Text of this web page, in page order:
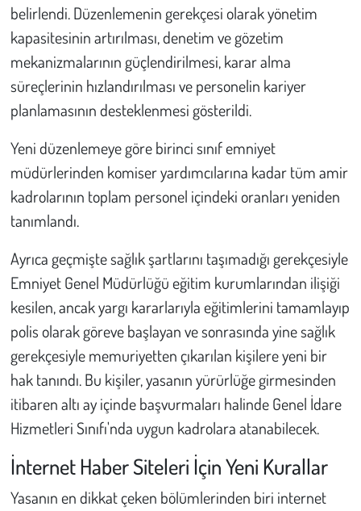
belirlendi. Düzenlemenin gerekçesi olarak yönetim
kapasitesinin artırılması, denetim ve gözetim
mekanizmalarının güçlendirilmesi, karar alma
süreçlerinin hızlandırılması ve personelin kariyer
planlamasının desteklenmesi gösterildi.
Yeni düzenlemeye göre birinci sınıf emniyet
müdürlerinden komiser yardımcılarına kadar tüm amir
kadrolarının toplam personel içindeki oranları yeniden
tanımlandı.
Ayrıca geçmişte sağlık şartlarını taşımadığı gerekçesiyle
Emniyet Genel Müdürlüğü eğitim kurumlarından ilişiği
kesilen, ancak yargı kararlarıyla eğitimlerini tamamlayıp
polis olarak göreve başlayan ve sonrasında yine sağlık
gerekçesiyle memuriyetten çıkarılan kişilere yeni bir
hak tanındı. Bu kişiler, yasanın yürürlüğe girmesinden
itibaren altı ay içinde başvurmaları halinde Genel İdare
Hizmetleri Sınıfı'nda uygun kadrolara atanabilecek.
İnternet Haber Siteleri İçin Yeni Kurallar
Yasanın en dikkat çeken bölümlerinden biri internet
Hukuk
Tarım
Son Dakika
Kent
Eğlence